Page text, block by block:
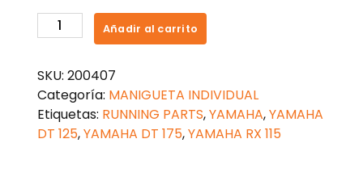
MANIGUETA
FRENO
DT
125
cantidad
Añadir al carrito
SKU: 200407
Categoría: MANIGUETA INDIVIDUAL
Etiquetas: RUNNING PARTS,YAMAHA,YAMAHA
DT 125,YAMAHA DT 175,YAMAHA RX 115